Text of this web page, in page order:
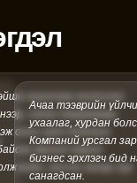
ашиглаж эхэлснээс
хэдэн төгрөгөөр,
олон зүйл бодохоо
миний ойрын
өгөн, хүссэн газар луу
Ачаа тээврийн
ухаалаг, хурдан
Компаний урсгал
бизнес эрхлэгч
санагдсан.